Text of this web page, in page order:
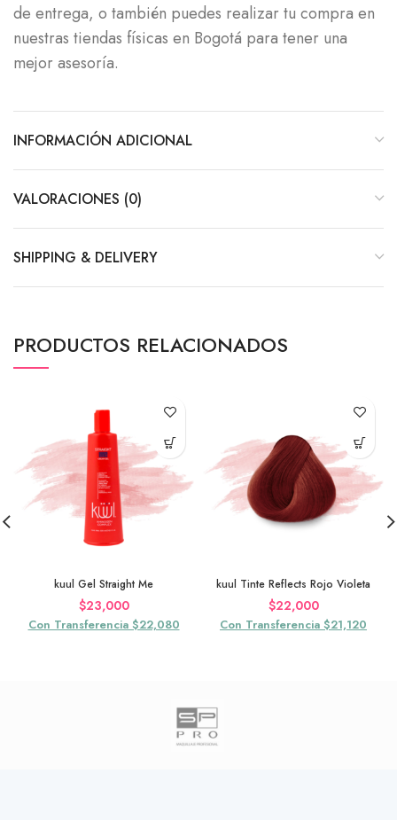
de entrega, o también puedes realizar tu compra en
nuestras tiendas físicas en Bogotá para tener una
mejor asesoría.
INFORMACIÓN ADICIONAL
VALORACIONES (0)
SHIPPING & DELIVERY
PRODUCTOS RELACIONADOS
kuul Gel Straight Me
$23,000
Con Transferencia $22,080
kuul Tinte Reflects Rojo Violeta
$22,000
Con Transferencia $21,120